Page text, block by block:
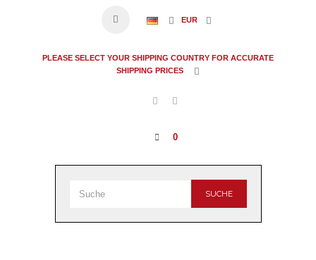
EUR
PLEASE SELECT YOUR SHIPPING COUNTRY FOR ACCURATE
SHIPPING PRICES
0
SUCHE